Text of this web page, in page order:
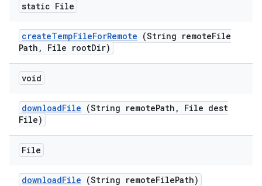
static File
createTempFileForRemote (String remoteFile
Path , File rootDir)
void
downloadFile (String remotePath ,
File dest
File)
File
downloadFile (String remoteFilePath)